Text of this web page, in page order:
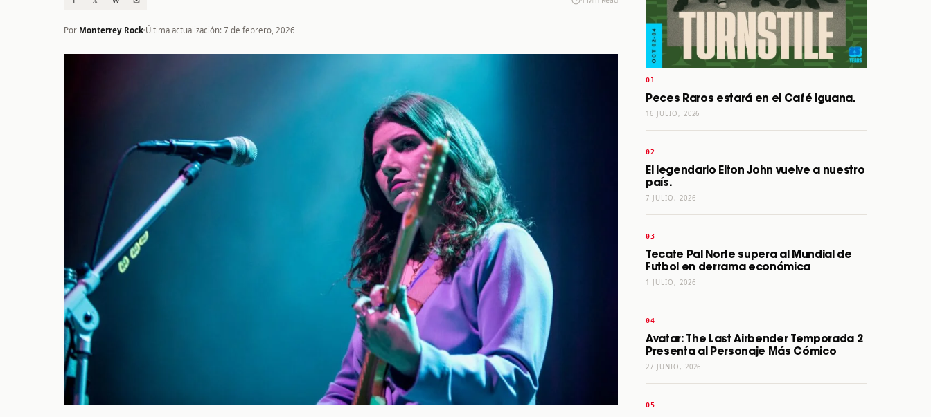
Por Monterrey Rock Última actualización: 7 de febrero, 2026
Peces Raros estará en el Café Iguana.
16 JULIO, 2026
El legendario Elton John vuelve a nuestro
país.
7 JULIO, 2026
Tecate Pal Norte supera al Mundial de
Futbol en derrama económica
1 JULIO, 2026
Avatar: The Last Airbender Temporada 2
Presenta al Personaje Más Cómico
27 JUNIO, 2026